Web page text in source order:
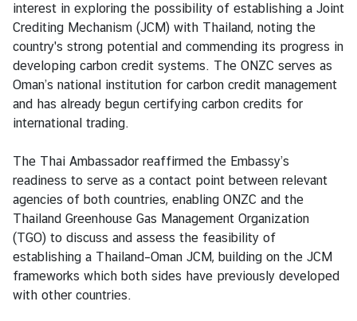
ท่
อ
ง
เ
ที่
ย
ว
T
r
a
v
e
l
interest in exploring the possibility of establishing a Joint
Crediting Mechanism (JCM) with Thailand, noting the
country's strong potential and commending its progress in
developing carbon credit systems. The ONZC serves as
Oman’s national institution for carbon credit management
and has already begun certifying carbon credits for
international trading.
The Thai Ambassador reaffirmed the Embassy’s
readiness to serve as a contact point between relevant
agencies of both countries, enabling ONZC and the
Thailand Greenhouse Gas Management Organization
(TGO) to discuss and assess the feasibility of
establishing a Thailand–Oman JCM, building on the JCM
frameworks which both sides have previously developed
with other countries.